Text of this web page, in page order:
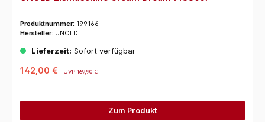
Produktnummer: 199166
Hersteller: UNOLD
Lieferzeit: Sofort verfügbar
142,00 € UVP169,90 €
Zum Produkt